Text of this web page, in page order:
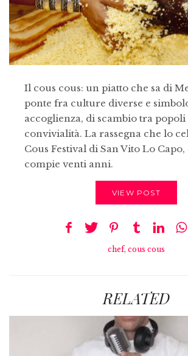
Il cous cous: un piatto che sa di
ponte fra culture diverse e
accoglienza, di scambio tra popoli
convivialità. La rassegna che lo
Cous Festival di San Vito Lo Capo,
compie venti anni.
VIEW POST
chef, cous cous
RELATED